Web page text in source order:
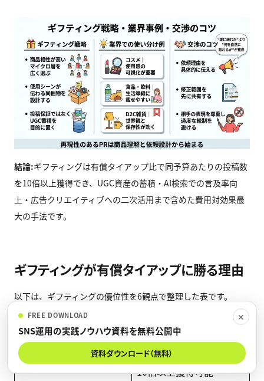
結論:ギフティングは有償タイアップ比で同予算あたりの投稿数
を10倍以上獲得でき、UGC資産の蓄積・AI検索での言及率向
上・広告クリエイティブへの二次活用まで含めた費用対効果最
大の手法です。
ギフティングが有償タイアップに勝る理由
以下は、ギフティングの優位性を6観点で整理した表です。
観点
ギフティングの優位性
コスト
報酬ゼロ。商品代+管理工
数のみ。同予算で投稿数を
10倍以上獲得可能
✕
FREE DOWNLOAD
SNS運用の実践ノウハウ資料を無料公開中
資料ダウンロード（無料）